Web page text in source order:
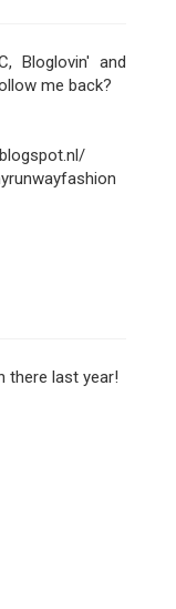
Bloglovin' and
me back?
there last year!